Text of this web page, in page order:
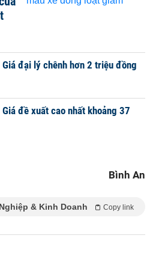
đại lý chênh hơn 2 triệu đồng
đề xuất cao nhất khoảng 37
Bình An
& Kinh Doanh Copy link